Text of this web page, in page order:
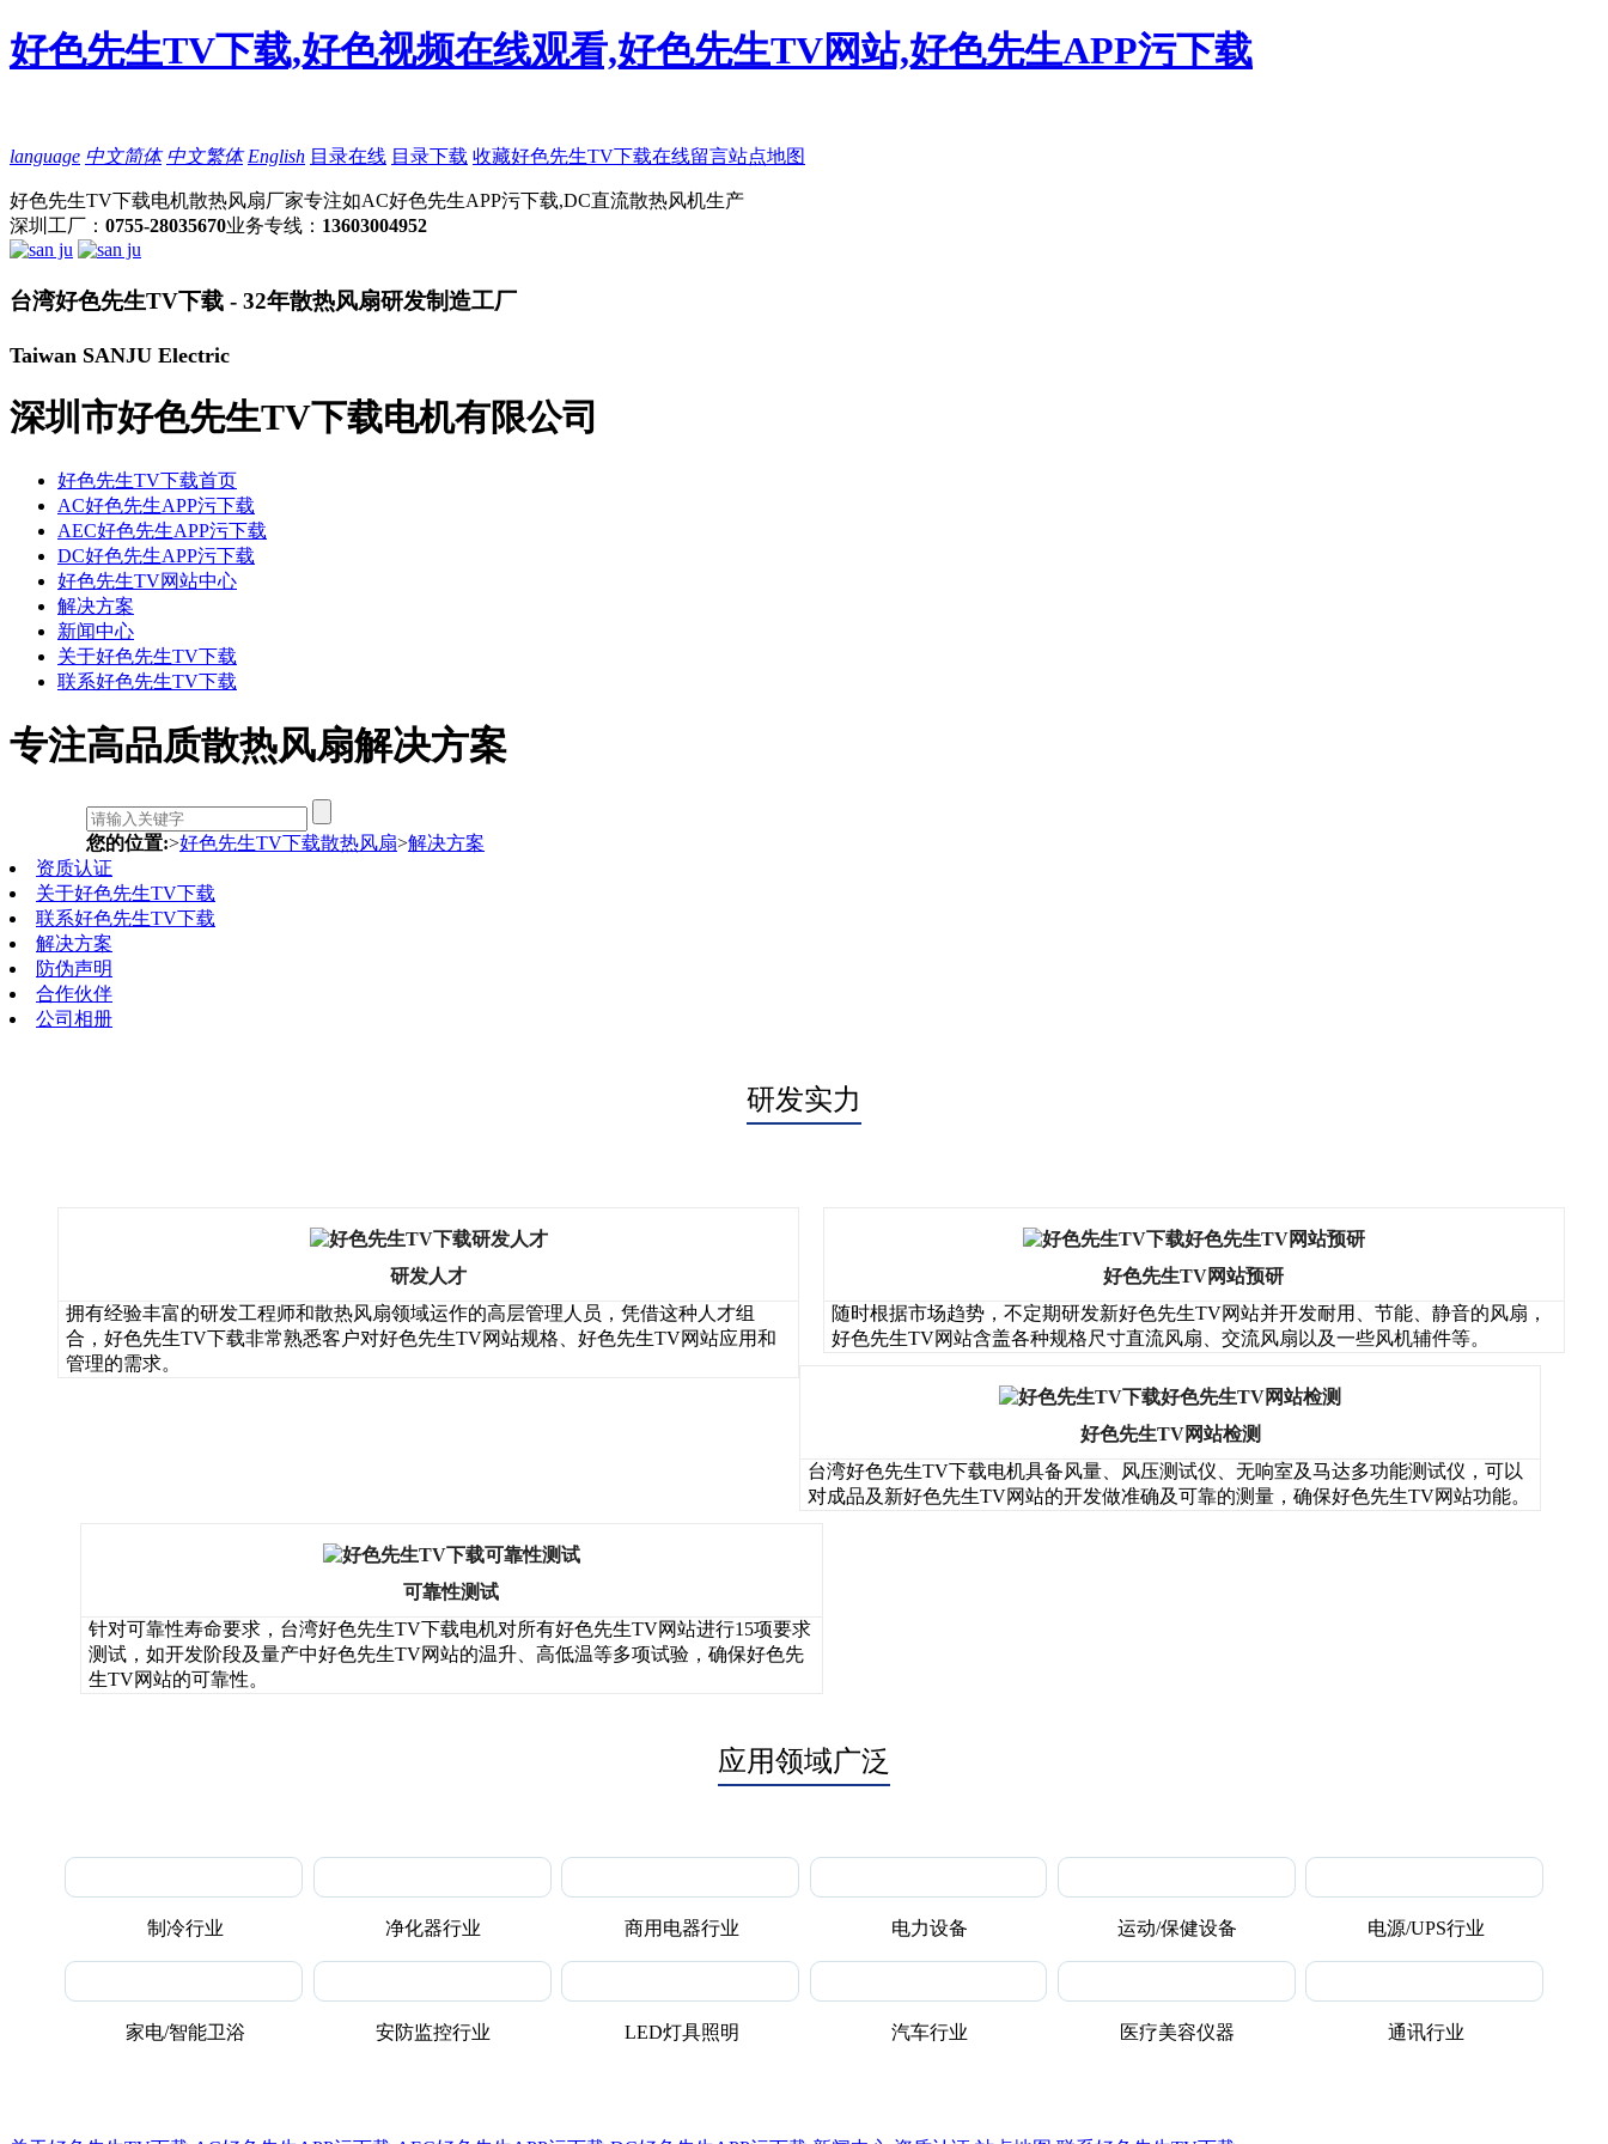
好色先生TV下载,好色视频在线观看,好色先生TV网站,好色先生APP污下载
language 中文简体 中文繁体 English 目录在线 目录下载 收藏好色先生TV下载在线留言站点地图
好色先生TV下载电机散热风扇厂家专注如AC好色先生APP污下载,DC直流散热风机生产
深圳工厂： 0755-28035670业务专线： 13603004952
台湾好色先生TV下载 - 32年散热风扇研发制造工厂
Taiwan SANJU Electric
深圳市好色先生TV下载电机有限公司
好色先生TV下载首页
AC好色先生APP污下载
AEC好色先生APP污下载
DC好色先生APP污下载
好色先生TV网站中心
解决方案
新闻中心
关于好色先生TV下载
联系好色先生TV下载
专注高品质散热风扇解决方案
您的位置:>好色先生TV下载散热风扇>解决方案
资质认证
关于好色先生TV下载
联系好色先生TV下载
解决方案
防伪声明
合作伙伴
公司相册
研发实力
研发人才
拥有经验丰富的研发工程师和散热风扇领域运作的高层管理人员，凭借这种人才组
合，好色先生TV下载非常熟悉客户对好色先生TV网站规格、好色先生TV网站应用和
管理的需求。
好色先生TV网站预研
随时根据市场趋势，不定期研发新好色先生TV网站并开发耐用、节能、静音的风扇，
好色先生TV网站含盖各种规格尺寸直流风扇、交流风扇以及一些风机辅件等。
好色先生TV网站检测
台湾好色先生TV下载电机具备风量、风压测试仪、无响室及马达多功能测试仪，可以
对成品及新好色先生TV网站的开发做准确及可靠的测量，确保好色先生TV网站功能。
可靠性测试
针对可靠性寿命要求，台湾好色先生TV下载电机对所有好色先生TV网站进行15项要求
测试，如开发阶段及量产中好色先生TV网站的温升、高低温等多项试验，确保好色先
生TV网站的可靠性。
应用领域广泛
制冷行业 净化器行业 商用电器行业 电力设备 运动/保健设备 电源/UPS行业
家电/智能卫浴 安防监控行业 LED灯具照明 汽车行业 医疗美容仪器 通讯行业